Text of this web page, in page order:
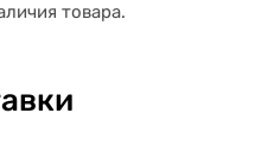
товара.